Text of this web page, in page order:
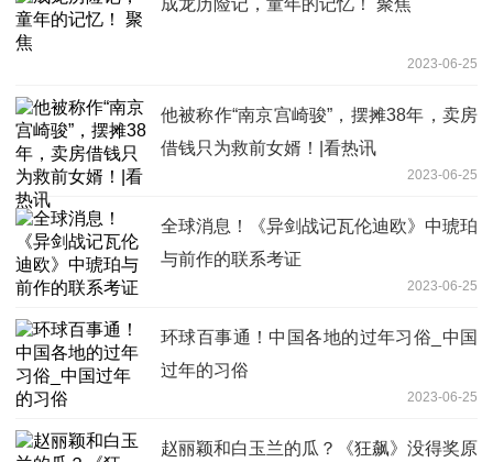
2023-06-25
他被称作“南京宫崎骏”，摆摊38年，卖房
借钱只为救前女婿！|看热讯
2023-06-25
全球消息！《异剑战记瓦伦迪欧》中琥珀
与前作的联系考证
2023-06-25
环球百事通！中国各地的过年习俗_中国
过年的习俗
2023-06-25
赵丽颖和白玉兰的瓜？《狂飙》没得奖原